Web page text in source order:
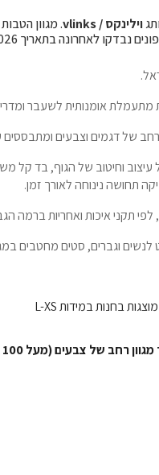
וילינקס / vlinks
. מגוון
רחב של דגמים וצבעים
וחיטוב של הגוף, בד קל
תקני איכות ואחריות ברמה
וגברים, סטים מחטבים
מוצגות בחנות במידות L-XS
רחב של צבעים (מעל 100 צבעים)